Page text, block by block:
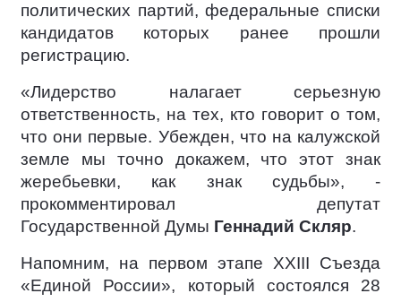
политических партий, федеральные списки
кандидатов которых ранее прошли
регистрацию.
«Лидерство налагает серьезную
ответственность, на тех, кто говорит о том,
что они первые. Убежден, что на калужской
земле мы точно докажем, что этот знак
жеребьевки, как знак судьбы», -
прокомментировал депутат
Государственной Думы Геннадий Скляр.
Напомним, на первом этапе XXIII Съезда
«Единой России», который состоялся 28